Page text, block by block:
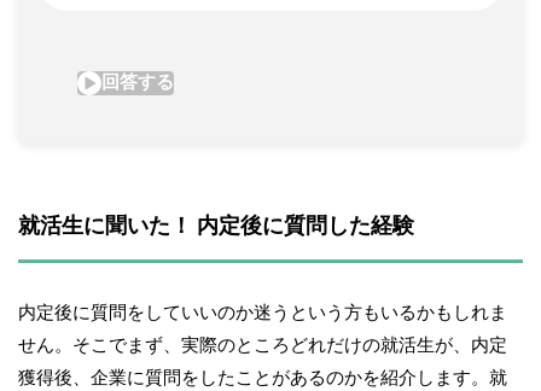
就活生に聞いた！ 内定後に質問した経験
内定後に質問をしていいのか迷うという方もいるかもしれま
せん。そこでまず、実際のところどれだけの就活生が、内定
獲得後、企業に質問をしたことがあるのかを紹介します。就